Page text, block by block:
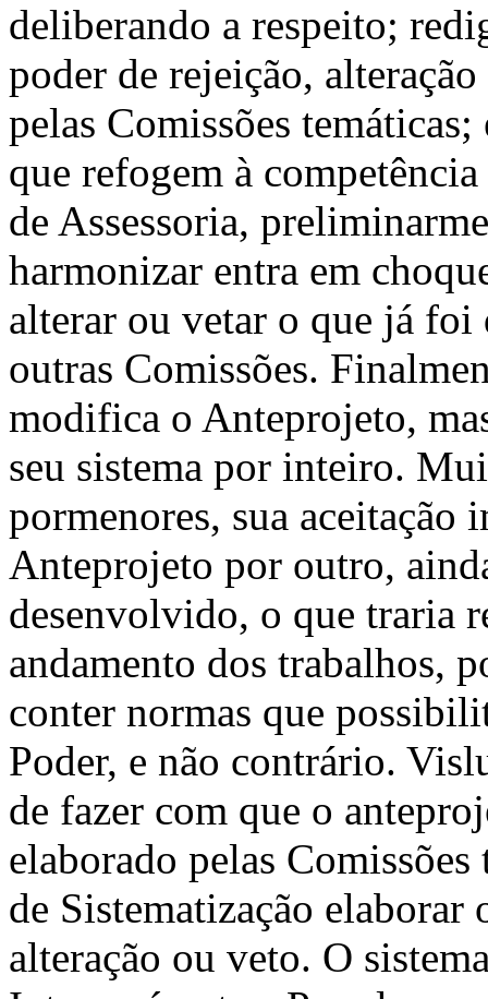
deliberando a respeito;
poder de rejeição,
pelas Comissões
que refogem à
de Assessoria,
harmoni­zar entra em
alterar ou vetar o que já
outras Comissões.
modifica o Anteprojeto,
seu sistema por inteiro.
pormenores, sua aceitação
An­teprojeto por outro,
desenvolvido, o que traria
andamento dos trabalhos,
conter normas que
Poder, e não contrário.
de fazer com que o
elaborado pelas
de Sistematização
alteração ou veto. O